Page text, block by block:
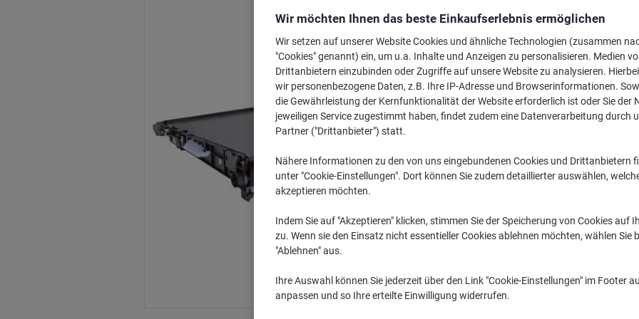
€ 389,99
Ab 3 Stück
Menge exkl. USt
1Stück € 409,99
2Stück € 399,99 -2%
Aktuell verfügbar Lieferung 3-5
Menge
Wir möchten Ihnen das beste Einkaufserlebnis ermöglichen
Wir setzen auf unserer Website Cookies und ähnliche Technologien (zusammen
"Cookies" genannt) ein, um u.a. Inhalte und Anzeigen zu personalisieren. Medien
Drittanbietern einzubinden oder Zugriffe auf unsere Website zu analysieren.
wir personenbezogene Daten, z.B. Ihre IP-Adresse und Browserinformationen.
die Gewährleistung der Kernfunktionalität der Website erforderlich ist oder Sie der
jeweiligen Service zugestimmt haben, findet zudem eine Datenverarbeitung durch
Partner ("Drittanbieter") statt.
Nähere Informationen zu den von uns eingebundenen Cookies und Drittanbietern
unter "Cookie-Einstellungen". Dort können Sie zudem detaillierter auswählen,
akzeptieren möchten.
Indem Sie auf "Akzeptieren" klicken, stimmen Sie der Speicherung von Cookies auf
zu. Wenn sie den Einsatz nicht essentieller Cookies ablehnen möchten, wählen Sie
"Ablehnen" aus.
Ihre Auswahl können Sie jederzeit über den Link "Cookie-Einstellungen" im Footer
anpassen und so Ihre erteilte Einwilligung widerrufen.